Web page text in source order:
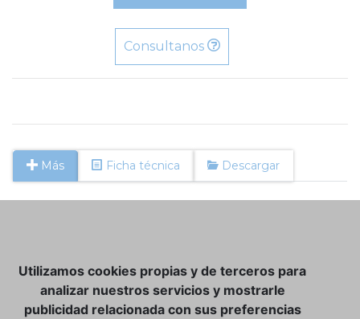
Consultanos
Más Ficha técnica Descargar
CLUB VINATER
CONTACTO
Utilizamos cookies propias y de terceros para
analizar nuestros servicios y mostrarle
publicidad relacionada con sus preferencias